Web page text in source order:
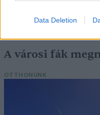
Data Deletion
A városi fák
OTTHONUNK